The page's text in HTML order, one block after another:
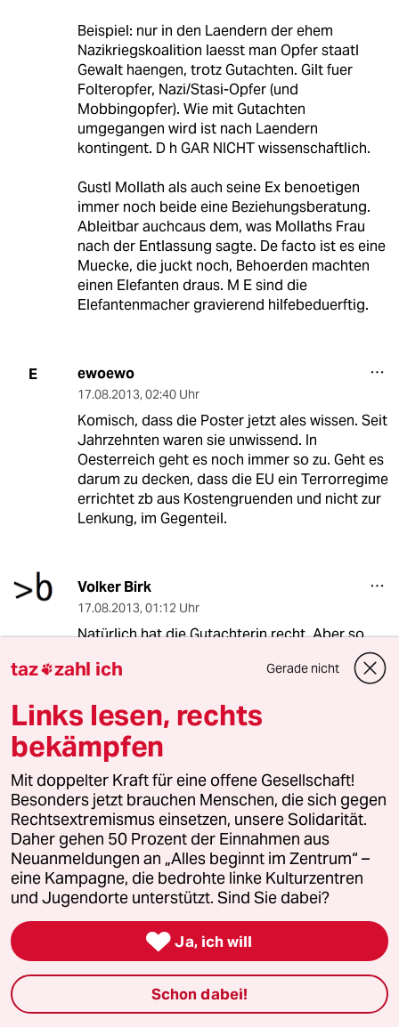
Beispiel: nur in den Laendern der ehem
Nazikriegskoalition laesst man Opfer staatl
Gewalt haengen, trotz Gutachten. Gilt fuer
Folteropfer, Nazi/Stasi-Opfer (und
Mobbingopfer). Wie mit Gutachten
umgegangen wird ist nach Laendern
kontingent. D h GAR NICHT wissenschaftlich.
Gustl Mollath als auch seine Ex benoetigen
immer noch beide eine Beziehungsberatung.
Ableitbar auchcaus dem, was Mollaths Frau
nach der Entlassung sagte. De facto ist es eine
Muecke, die juckt noch, Behoerden machten
einen Elefanten draus. M E sind die
Elefantenmacher gravierend hilfebeduerftig.
E ewoewo
17.08.2013, 02:40 Uhr
Komisch, dass die Poster jetzt ales wissen. Seit
Jahrzehnten waren sie unwissend. In
Oesterreich geht es noch immer so zu. Geht es
darum zu decken, dass die EU ein Terrorregime
errichtet zb aus Kostengruenden und nicht zur
Lenkung, im Gegenteil.
Volker Birk
17.08.2013, 01:12 Uhr
Natürlich hat die Gutachterin recht. Aber so
dringend es ist, das System zu reformieren,
das reicht gar nicht:
Man muss schnellstens alle Altfälle neu
aufrollen und prüfen, wer hier noch völlig zu
unrecht in der Psychiatrie einsitzt.
Rainer B.
17.08.2013,16:17 Uhr
@Volker Birk:
Genau das ist der Punkt und deshalb
Wiederaufnahmeverfahren bei
Mollath auch so groß.
Die unsachgemäße, bequeme
Kumpanei der Gerichte mit diversen
taz zahl ich Gerade nicht
Links lesen, rechts
bekämpfen
Mit doppelter Kraft für eine offene Gesellschaft!
Besonders jetzt brauchen Menschen, die sich gegen
Rechtsextremismus einsetzen, unsere Solidarität.
Daher gehen 50 Prozent der Einnahmen aus
Neuanmeldungen an „Alles beginnt im Zentrum“ –
eine Kampagne, die bedrohte linke Kulturzentren
und Jugendorte unterstützt. Sind Sie dabei?
 Ja, ich will
Schon dabei!